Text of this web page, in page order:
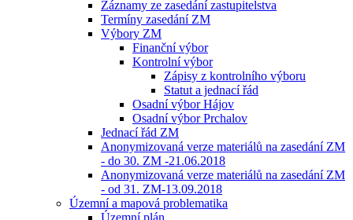
Záznamy ze zasedání zastupitelstva
Termíny zasedání ZM
Výbory ZM
Finanční výbor
Kontrolní výbor
Zápisy z kontrolního výboru
Statut a jednací řád
Osadní výbor Hájov
Osadní výbor Prchalov
Jednací řád ZM
Anonymizovaná verze materiálů na zasedání ZM
- do 30. ZM -21.06.2018
Anonymizovaná verze materiálů na zasedání ZM
- od 31. ZM-13.09.2018
Územní a mapová problematika
Územní plán